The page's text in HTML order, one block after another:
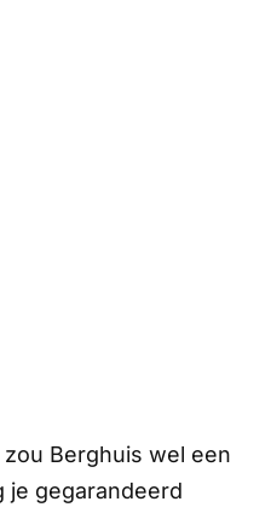
Berghuis wel een
je gegarandeerd